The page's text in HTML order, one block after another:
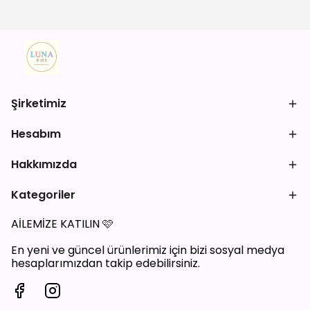
Şirketimiz
Hesabım
Hakkımızda
Kategoriler
AİLEMİZE KATILIN🩷
En yeni ve güncel ürünlerimiz için bizi sosyal medya
hesaplarımızdan takip edebilirsiniz.